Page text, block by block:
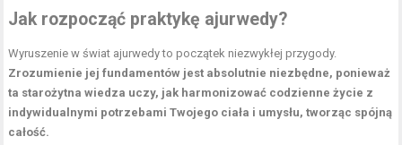
Jak rozpocząć praktykę ajurwedy?
Wyruszenie w świat ajurwedy to początek niezwykłej przygody.
Zrozumienie jej fundamentów jest absolutnie niezbędne, ponieważ
ta starożytna wiedza uczy, jak harmonizować codzienne życie z
indywidualnymi potrzebami Twojego ciała i umysłu, tworząc spójną
całość.